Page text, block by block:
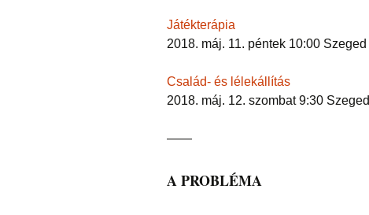
Játékterápia
2018. máj. 11. péntek 10:00 Szeged
Család- és lélekállítás
2018. máj. 12. szombat 9:30 Szeged
——
A PROBLÉMA